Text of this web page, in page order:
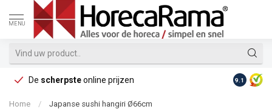
MENU
De scherpsteonline prijzen Op
9.1
Home / Japanse sushi hangiri Ø66cm